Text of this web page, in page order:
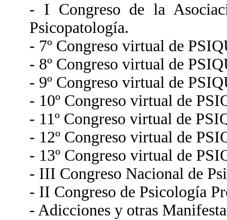
- I Congreso de la
Psicopatología.
- 7º Congreso virtual de
- 8º Congreso virtual de
- 9º Congreso virtual de
- 10º Congreso virtual de
- 11º Congreso virtual de
- 12º Congreso virtual de
- 13º Congreso virtual de
- III Congreso Nacional de
- II Congreso de Psicología
- Adicciones y otras